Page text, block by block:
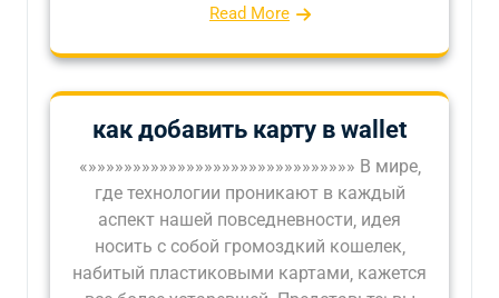
Read More
как добавить карту в wallet
«»»»»»»»»»»»»»»»»»»»»»»»»»»»»»» В мире‚
где технологии проникают в каждый
аспект нашей повседневности‚ идея
носить с собой громоздкий кошелек‚
набитый пластиковыми картами‚ кажется